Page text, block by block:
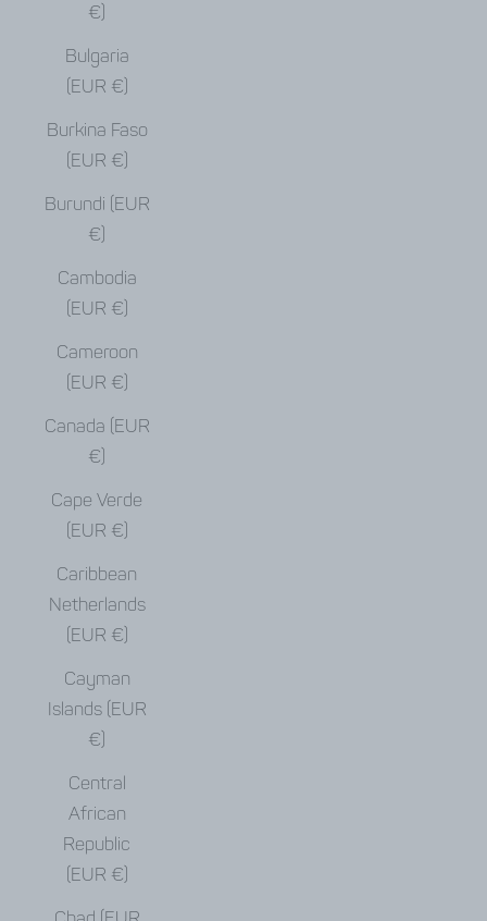
€)
Bulgaria
(EUR €)
Burkina Faso
(EUR €)
Burundi (EUR
€)
Cambodia
(EUR €)
Cameroon
(EUR €)
Canada (EUR
€)
Cape Verde
(EUR €)
Caribbean
Netherlands
(EUR €)
Cayman
Islands (EUR
€)
Central
African
Republic
(EUR €)